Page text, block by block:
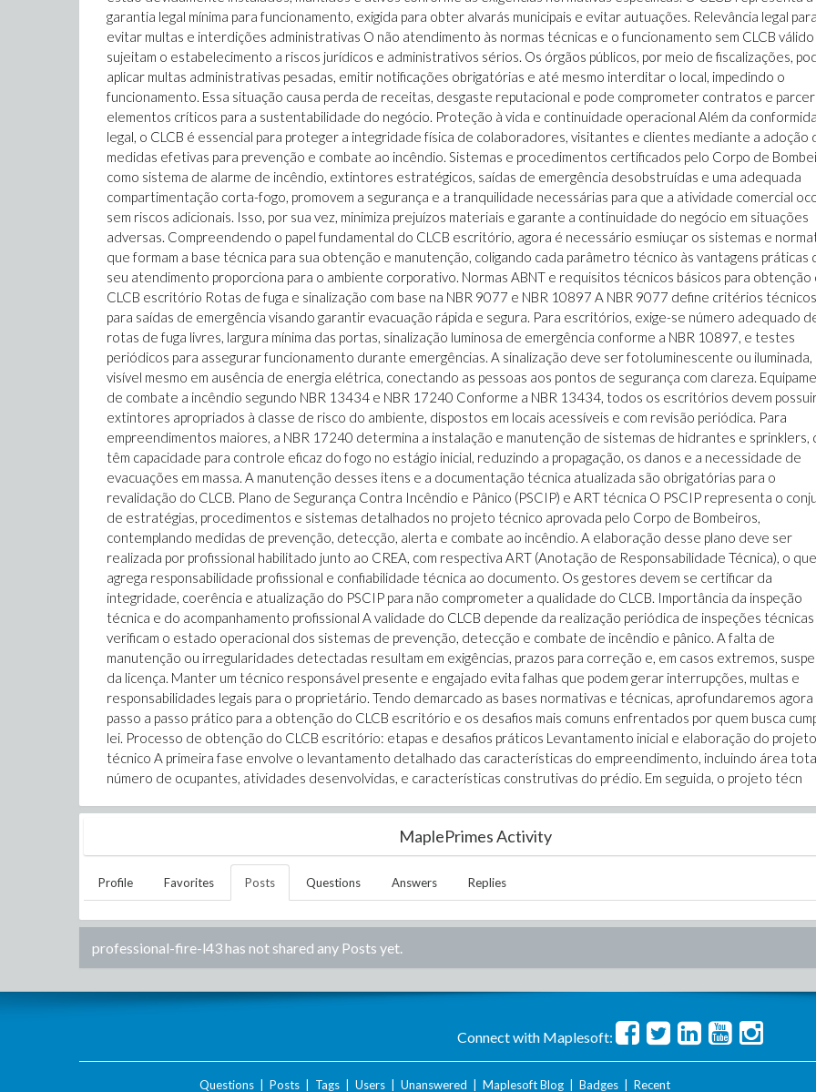
garantia legal mínima para funcionamento, exigida para obter alvarás municipais e evitar autuações. Relevância legal para
evitar multas e interdições administrativas O não atendimento às normas técnicas e o funcionamento sem CLCB válido
sujeitam o estabelecimento a riscos jurídicos e administrativos sérios. Os órgãos públicos, por meio de fiscalizações,
aplicar multas administrativas pesadas, emitir notificações obrigatórias e até mesmo interditar o local, impedindo o
funcionamento. Essa situação causa perda de receitas, desgaste reputacional e pode comprometer contratos e
elementos críticos para a sustentabilidade do negócio. Proteção à vida e continuidade operacional Além da
legal, o CLCB é essencial para proteger a integridade física de colaboradores, visitantes e clientes mediante a adoção
medidas efetivas para prevenção e combate ao incêndio. Sistemas e procedimentos certificados pelo Corpo de
como sistema de alarme de incêndio, extintores estratégicos, saídas de emergência desobstruídas e uma adequada
compartimentação corta-fogo, promovem a segurança e a tranquilidade necessárias para que a atividade comercial
sem riscos adicionais. Isso, por sua vez, minimiza prejuízos materiais e garante a continuidade do negócio em situações
adversas. Compreendendo o papel fundamental do CLCB escritório, agora é necessário esmiuçar os sistemas e
que formam a base técnica para sua obtenção e manutenção, coligando cada parâmetro técnico às vantagens práticas
seu atendimento proporciona para o ambiente corporativo. Normas ABNT e requisitos técnicos básicos para obtenção
CLCB escritório Rotas de fuga e sinalização com base na NBR 9077 e NBR 10897 A NBR 9077 define critérios técnicos
para saídas de emergência visando garantir evacuação rápida e segura. Para escritórios, exige-se número adequado
rotas de fuga livres, largura mínima das portas, sinalização luminosa de emergência conforme a NBR 10897, e testes
periódicos para assegurar funcionamento durante emergências. A sinalização deve ser fotoluminescente ou iluminada,
visível mesmo em ausência de energia elétrica, conectando as pessoas aos pontos de segurança com clareza.
de combate a incêndio segundo NBR 13434 e NBR 17240 Conforme a NBR 13434, todos os escritórios devem
extintores apropriados à classe de risco do ambiente, dispostos em locais acessíveis e com revisão periódica. Para
empreendimentos maiores, a NBR 17240 determina a instalação e manutenção de sistemas de hidrantes e sprinklers,
têm capacidade para controle eficaz do fogo no estágio inicial, reduzindo a propagação, os danos e a necessidade de
evacuações em massa. A manutenção desses itens e a documentação técnica atualizada são obrigatórias para o
revalidação do CLCB. Plano de Segurança Contra Incêndio e Pânico (PSCIP) e ART técnica O PSCIP representa o
de estratégias, procedimentos e sistemas detalhados no projeto técnico aprovada pelo Corpo de Bombeiros,
contemplando medidas de prevenção, detecção, alerta e combate ao incêndio. A elaboração desse plano deve ser
realizada por profissional habilitado junto ao CREA, com respectiva ART (Anotação de Responsabilidade Técnica), o que
agrega responsabilidade profissional e confiabilidade técnica ao documento. Os gestores devem se certificar da
integridade, coerência e atualização do PSCIP para não comprometer a qualidade do CLCB. Importância da inspeção
técnica e do acompanhamento profissional A validade do CLCB depende da realização periódica de inspeções
verificam o estado operacional dos sistemas de prevenção, detecção e combate de incêndio e pânico. A falta de
manutenção ou irregularidades detectadas resultam em exigências, prazos para correção e, em casos extremos,
da licença. Manter um técnico responsável presente e engajado evita falhas que podem gerar interrupções, multas e
responsabilidades legais para o proprietário. Tendo demarcado as bases normativas e técnicas, aprofundaremos agora
passo a passo prático para a obtenção do CLCB escritório e os desafios mais comuns enfrentados por quem busca
lei. Processo de obtenção do CLCB escritório: etapas e desafios práticos Levantamento inicial e elaboração do projeto
técnico A primeira fase envolve o levantamento detalhado das características do empreendimento, incluindo área
número de ocupantes, atividades desenvolvidas, e características construtivas do prédio. Em seguida, o projeto técn
MaplePrimes Activity
Profile Favorites Posts Questions Answers Replies
professional-fire-l43has not shared any Posts yet.
Connect with Maplesoft:
Questions| Posts| Tags| Users| Unanswered Maplesoft Blog| Badges| Recent